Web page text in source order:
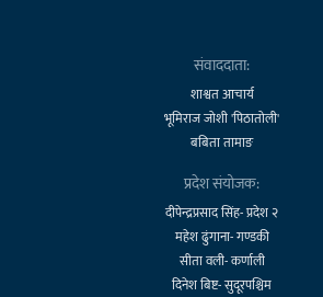
संवाददाता:
शाश्वत आचार्य
भूमिराज जोशी 'पिठातोली'
बबिता तामाङ
प्रदेश संयोजक:
दीपेन्द्रप्रसाद सिंह- प्रदेश २
महेश ढुंगाना- गण्डकी
सीता वली- कर्णाली
दिनेश बिष्ट- सुदूरपश्चिम